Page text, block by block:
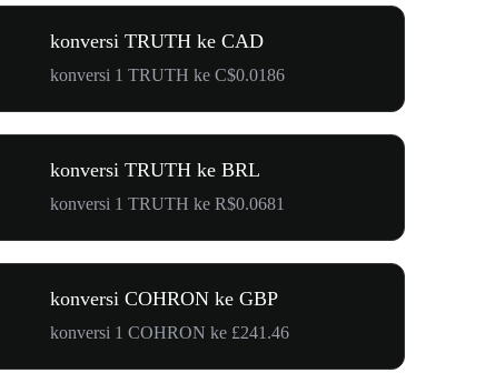
konversi TRUTH ke CAD
konversi 1 TRUTH ke C$0.0186
konversi TRUTH ke BRL
konversi 1 TRUTH ke R$0.0681
konversi COHRON ke GBP
konversi 1 COHRON ke £241.46